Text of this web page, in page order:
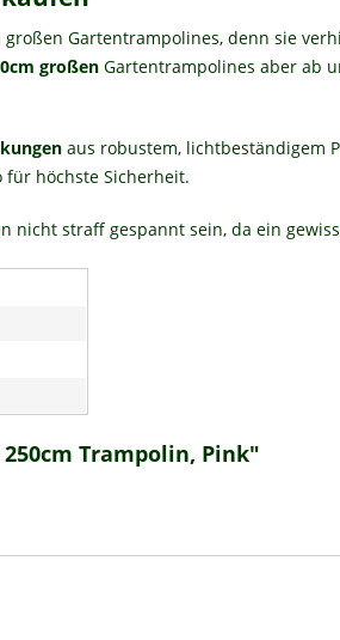
Gartentrampolines, denn sie
großen Gartentrampolines aber ab
aus robustem, lichtbeständigem
für höchste Sicherheit.
nicht straff gespannt sein, da ein
Trampolin, Pink"